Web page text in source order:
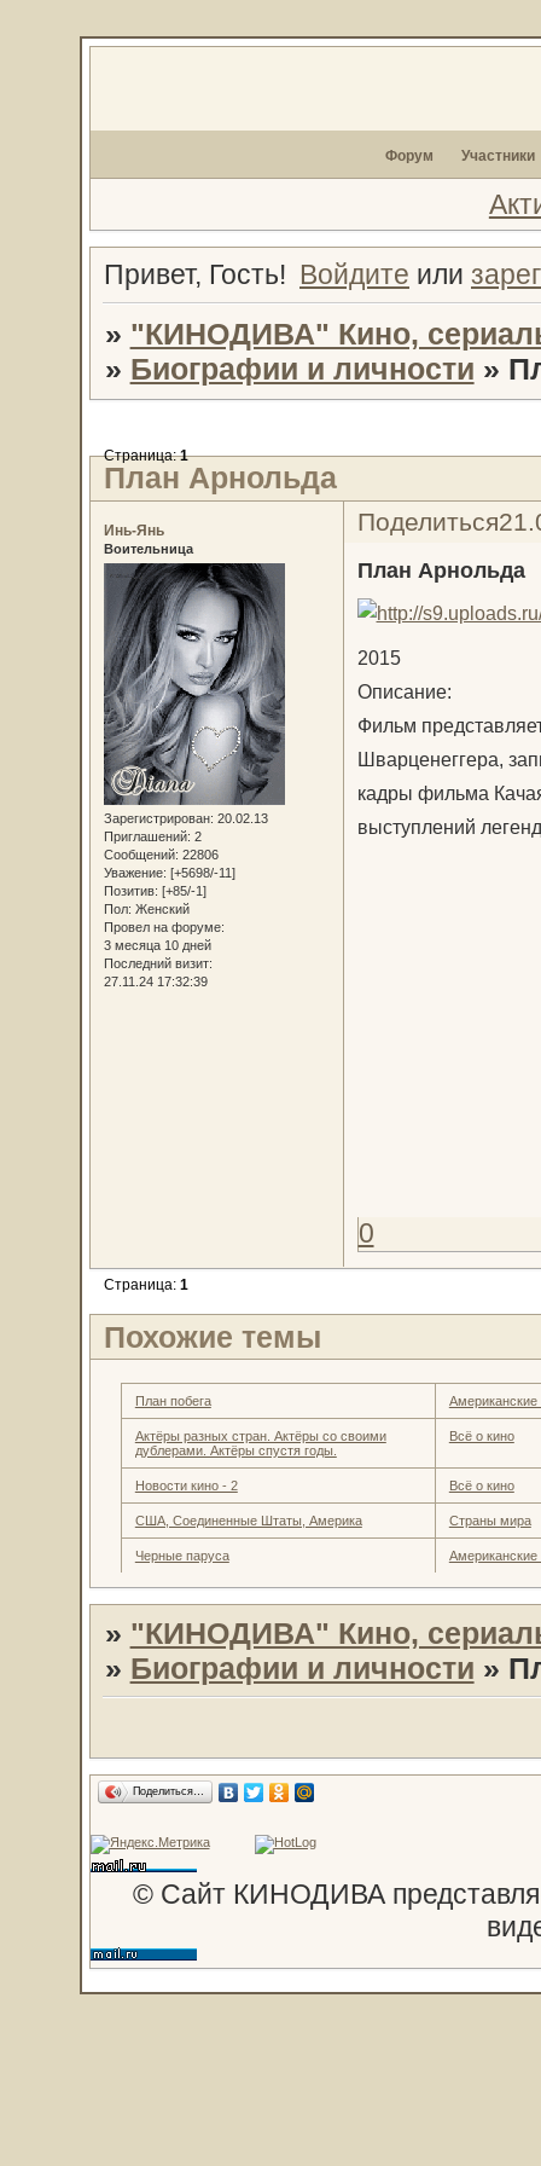
Форум Участники
Привет, Гость! Войдите или
» "КИНОДИВА" Кино,
» Биографии и личности »
План Арнольда
Страница:1
Поделиться
Инь-Янь
Воительница
Зарегистрирован: 20.02.13
Приглашений: 2
Сообщений: 22806
Уважение: [+5698/-11]
Позитив: [+85/-1]
Пол: Женский
Провел на форуме:
3 месяца 10 дней
Последний визит:
27.11.24 17:32:39
План Арнольда
2015
Описание:
Фильм
Шварценеггера,
кадры фильма
выступлений
0
Страница: 1
Похожие темы
План побега
Актёры разных стран. Актёры со своими
дублерами. Актёры спустя годы.
Всё о кино
Новости кино - 2 Всё о кино
США, Соединенные Штаты, Америка Страны мира
Черные паруса
» "КИНОДИВА" Кино,
» Биографии и личности »
Поделиться…
© Сайт КИНОДИВА